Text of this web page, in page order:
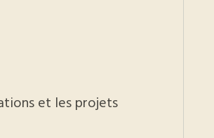
et les projets